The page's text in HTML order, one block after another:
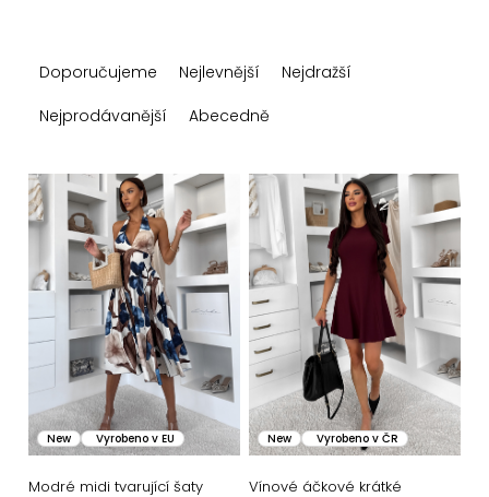
a
n
í
r
o
d
k
t
Doporučujeme Nejlevnější
Nejdražší
Nejprodávanější
Abecedně
V
ý
i
s
p
o
d
New Vyrobeno v EU
Modré midi tvarující šaty
New Vyrobeno v ČR
Vínové áčkové krátké